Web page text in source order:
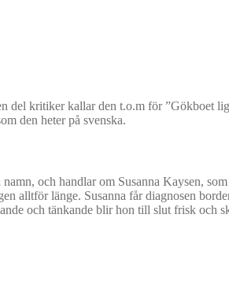
del kritiker kallar den t.o.m för ”Gökboet
den heter på svenska.
och handlar om Susanna Kaysen,
alltför länge. Susanna får diagnosen
och tänkande blir hon till slut frisk och